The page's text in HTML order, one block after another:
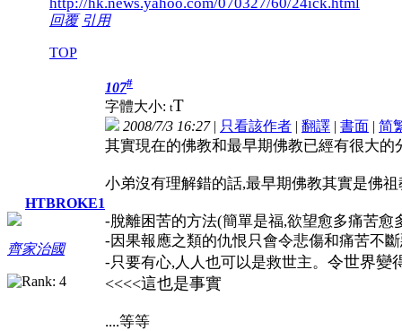
回覆 引用
TOP
HTBROKE1
齊家治國
107#
字體大小: tT
2008/7/3 16:27| 只看該作者 | 翻譯 | 書面 | 简
其實現在的佛教和最早期佛教已經有很大的
小弟沒有理解錯的話,最早期佛教其實是佛
-脫離困苦的方法(簡單是福,欲望愈多痛苦愈
-因果報應之類的仇恨只會令悲傷和痛苦不
-只要有心,人人也可以是救世主。 令世界變
<<<<這也是事實
....等等